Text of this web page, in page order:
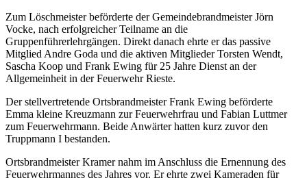
Zum Löschmeister beförderte der Gemeindebrandmeister Jörn
Vocke, nach erfolgreicher Teilname an die
Gruppenführerlehrgängen. Direkt danach ehrte er das passive
Mitglied Andre Goda und die aktiven Mitglieder Torsten Wendt,
Sascha Koop und Frank Ewing für 25 Jahre Dienst an der
Allgemeinheit in der Feuerwehr Rieste.
Der stellvertretende Ortsbrandmeister Frank Ewing beförderte
Emma kleine Kreuzmann zur Feuerwehrfrau und Fabian Luttmer
zum Feuerwehrmann. Beide Anwärter hatten kurz zuvor den
Truppmann I bestanden.
Ortsbrandmeister Kramer nahm im Anschluss die Ernennung des
Feuerwehrmannes des Jahres vor. Er ehrte zwei Kameraden für